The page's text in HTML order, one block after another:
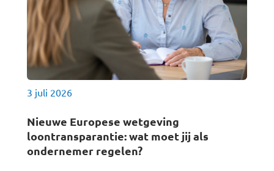
3 juli 2026
Nieuwe Europese wetgeving
loontransparantie: wat moet jij als
ondernemer regelen?